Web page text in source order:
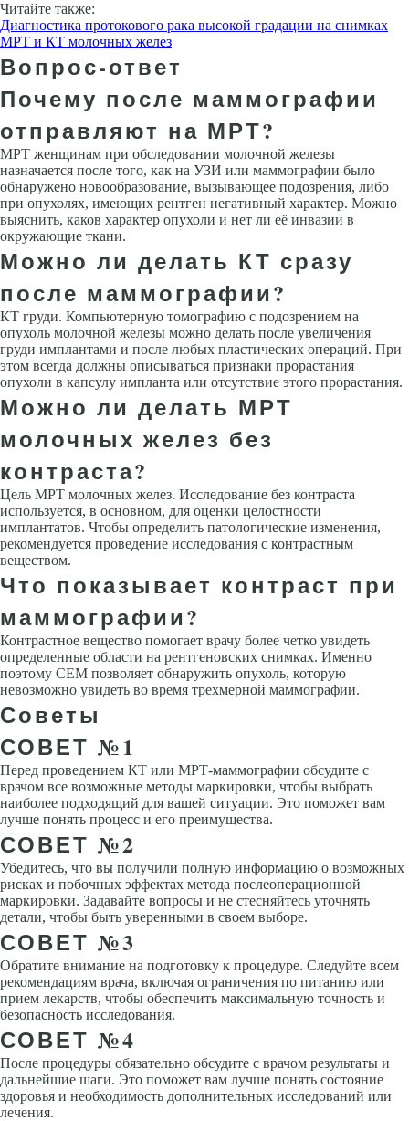
Читайте также:
Диагностика протокового рака высокой градации на снимках
МРТ и КТ молочных желез
Вопрос-ответ
Почему после маммографии
отправляют на МРТ?
МРТ женщинам при обследовании молочной железы
назначается после того, как на УЗИ или маммографии было
обнаружено новообразование, вызывающее подозрения, либо
при опухолях, имеющих рентген негативный характер. Можно
выяснить, каков характер опухоли и нет ли её инвазии в
окружающие ткани.
Можно ли делать КТ сразу
после маммографии?
КТ груди. Компьютерную томографию с подозрением на
опухоль молочной железы можно делать после увеличения
груди имплантами и после любых пластических операций. При
этом всегда должны описываться признаки прорастания
опухоли в капсулу импланта или отсутствие этого прорастания.
Можно ли делать МРТ
молочных желез без
контраста?
Цель МРТ молочных желез. Исследование без контраста
используется, в основном, для оценки целостности
имплантатов. Чтобы определить патологические изменения,
рекомендуется проведение исследования с контрастным
веществом.
Что показывает контраст при
маммографии?
Контрастное вещество помогает врачу более четко увидеть
определенные области на рентгеновских снимках. Именно
поэтому СЕМ позволяет обнаружить опухоль, которую
невозможно увидеть во время трехмерной маммографии.
Советы
СОВЕТ №1
Перед проведением КТ или МРТ-маммографии обсудите с
врачом все возможные методы маркировки, чтобы выбрать
наиболее подходящий для вашей ситуации. Это поможет вам
лучше понять процесс и его преимущества.
СОВЕТ №2
Убедитесь, что вы получили полную информацию о возможных
рисках и побочных эффектах метода послеоперационной
маркировки. Задавайте вопросы и не стесняйтесь уточнять
детали, чтобы быть уверенными в своем выборе.
СОВЕТ №3
Обратите внимание на подготовку к процедуре. Следуйте всем
рекомендациям врача, включая ограничения по питанию или
прием лекарств, чтобы обеспечить максимальную точность и
безопасность исследования.
СОВЕТ №4
После процедуры обязательно обсудите с врачом результаты и
дальнейшие шаги. Это поможет вам лучше понять состояние
здоровья и необходимость дополнительных исследований или
лечения.